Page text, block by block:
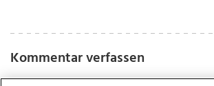
Kommentar verfassen